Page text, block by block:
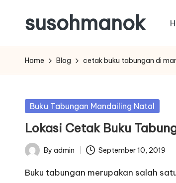
content
susohmanok
Home Blog cetak buku tabungan di
Posted
Buku Tabungan Mandailing Natal
Lokasi Cetak Buku
Posted
by
By admin September 10, 2019
Buku tabungan merupakan salah